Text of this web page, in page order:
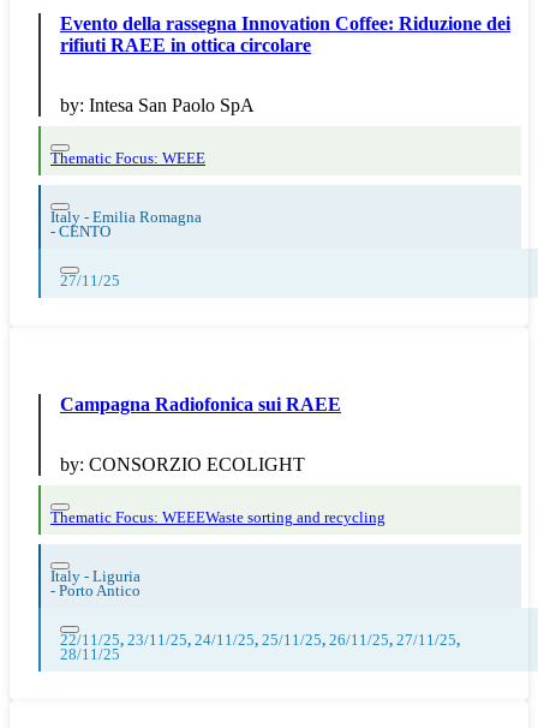
Evento della rassegna Innovation Coffee: Riduzione dei
rifiuti RAEE in ottica circolare
by: Intesa San Paolo SpA
Thematic Focus: WEEE
Italy - Emilia Romagna
- CENTO
27/11/25
Campagna Radiofonica sui RAEE
by: CONSORZIO ECOLIGHT
Thematic Focus: WEEEWaste sorting and recycling
Italy - Liguria
- Porto Antico
22/11/25, 23/11/25, 24/11/25, 25/11/25, 26/11/25, 27/11/25,
28/11/25